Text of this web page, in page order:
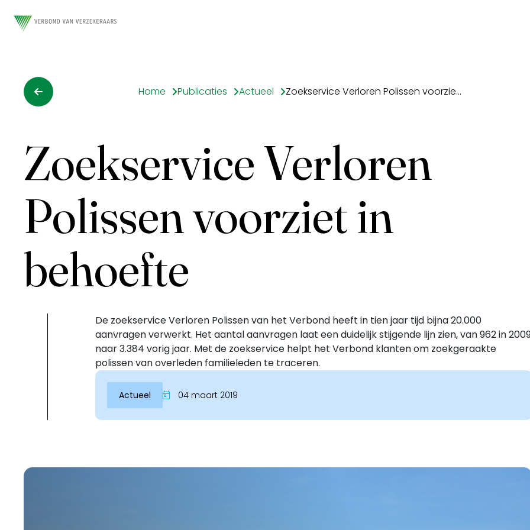
Inloggen
Home Publicaties Actueel Zoekservice Verloren Polissen voorziet in behoefte
Zoekservice Verloren
Polissen voorziet in
behoefte
De zoekservice Verloren Polissen van het Verbond heeft in tien jaar tijd bijna 20.000
aanvragen verwerkt. Het aantal aanvragen laat een duidelijk stijgende lijn zien, van 962 in
naar 3.384 vorig jaar. Met de zoekservice helpt het Verbond klanten om zoekgeraakte
polissen van overleden familieleden te traceren.
Actueel 04 maart 2019